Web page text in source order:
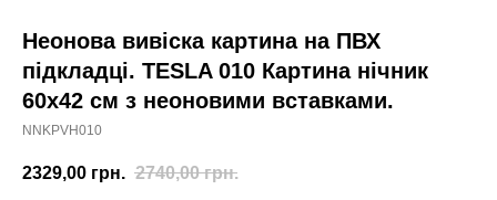
Неонова вивіска картина на ПВХ
підкладці. TESLA 010 Картина нічник
60х42 см з неоновими вставками.
NNKPVH010
2329,00 грн. 2740,00 грн.